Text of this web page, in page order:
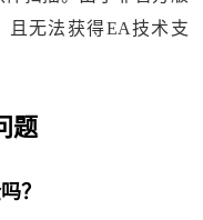
且无法获得EA技术支
题
？